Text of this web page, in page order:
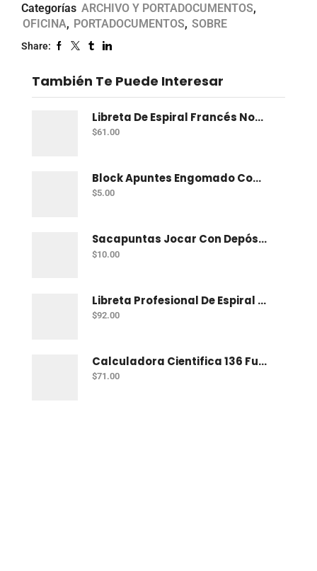
Categorías ARCHIVO Y PORTADOCUMENTOS,
OFICINA, PORTADOCUMENTOS, SOBRE
Share:
También Te Puede Interesar
Libreta De Espiral Francés Norma Kiut 100 H C-7
$61.00
Block Apuntes Engomado Comandas Mp 1/8 70 Hojas
$5.00
Sacapuntas Jocar Con Depósito
$10.00
Libreta Profesional De Espiral Norma Unicampus Metalizado 100 H C-7
$92.00
Calculadora Cientifica 136 Funciones Barrilito Mod-8070Ccb
$71.00